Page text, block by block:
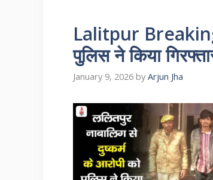
Lalitpur Breaking:
पुलिस ने किया
January 9, 2026 by Arjun Jha